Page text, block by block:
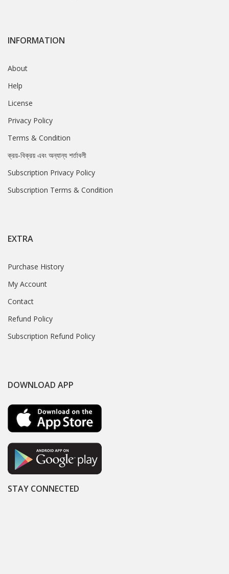
INFORMATION
About
Help
License
Privacy Policy
Terms & Condition
ক্রয়-বিক্রয় এবং অন্যান্য শর্তাবলী
Subscription Privacy Policy
Subscription Terms & Condition
EXTRA
Purchase History
My Account
Contact
Refund Policy
Subscription Refund Policy
DOWNLOAD APP
STAY CONNECTED